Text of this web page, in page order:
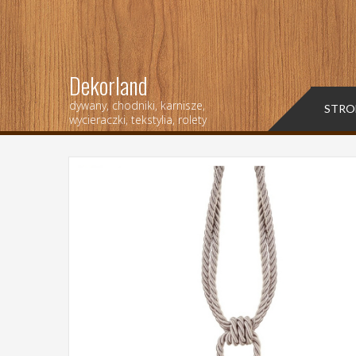
Dekorland
dywany, chodniki, karnisze,
wycieraczki, tekstylia, rolety